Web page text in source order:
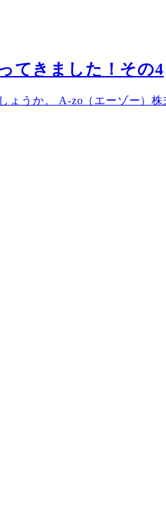
てきました！その4
うか。 A-zo（エーゾー）